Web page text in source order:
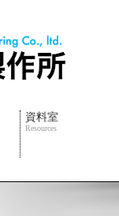
資料室
Resources